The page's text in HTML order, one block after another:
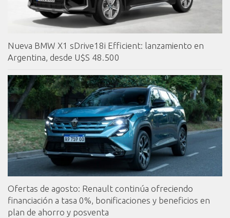
Nueva BMW X1 sDrive18i Efficient: lanzamiento en
Argentina, desde U$S 48.500
Ofertas de agosto: Renault continúa ofreciendo
financiación a tasa 0%, bonificaciones y beneficios en
plan de ahorro y posventa